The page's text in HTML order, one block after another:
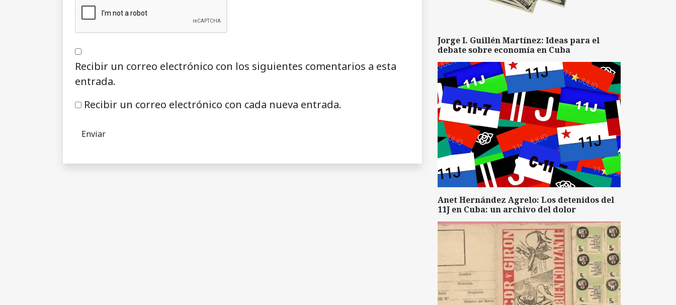
Recibir un correo electrónico con los siguientes comentarios a esta
entrada.
Recibir un correo electrónico con cada nueva entrada.
Jorge I. Guillén Martínez: Ideas para el
debate sobre economía en Cuba
Anet Hernández Agrelo: Los detenidos del
11J en Cuba: un archivo del dolor